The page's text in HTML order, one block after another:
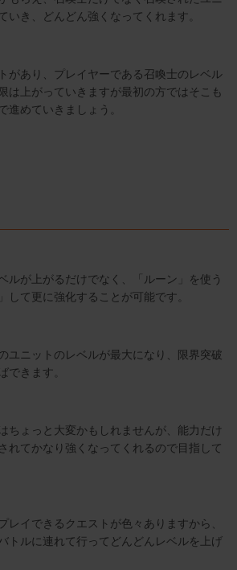
いき、どんどん強くなってくれます。
があり、プレイヤーである召喚士のレベル
は上がっていきますが最初の方ではそこも
進めていきましょう。
ルが上がるだけでなく、「ルーン」を使う
して更に強化することが可能です。
ユニットのレベルが最大になり、限界突破
できます。
ちょっと大変かもしれませんが、能力だけ
れてかなり強くなってくれるので目指して
レイできるクエストが色々ありますから、
トルに連れて行ってどんどんレベルを上げ